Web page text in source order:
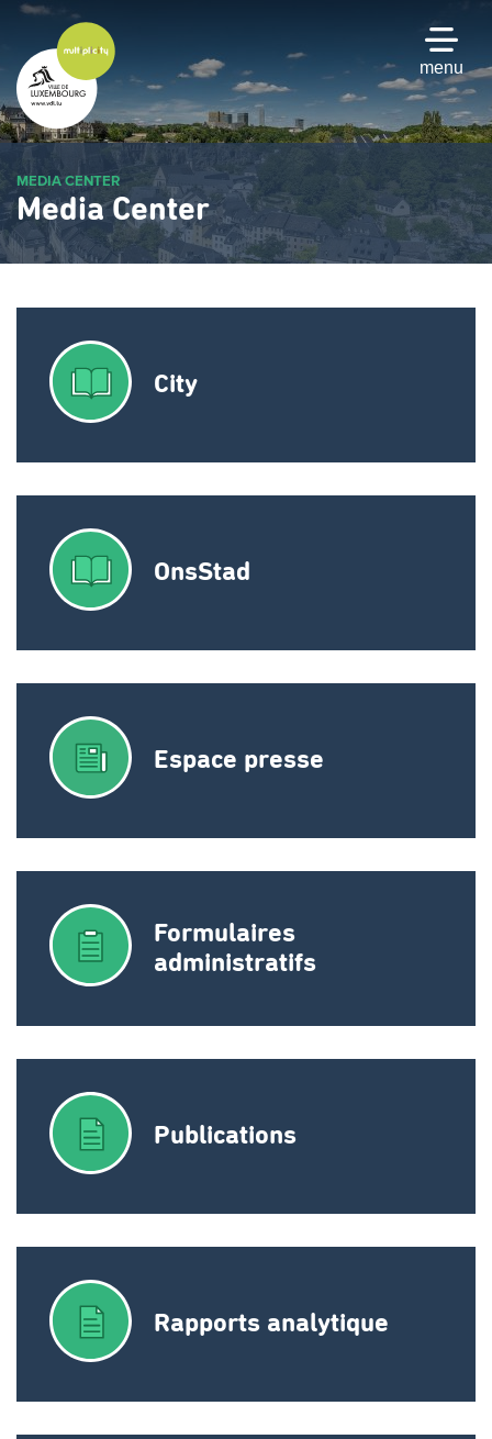
Passer
contenu
principal
menu
MEDIA CENTER
Media Center
City
OnsStad
Espace presse
Formulaires
administratifs
Publications
Rapports analytique